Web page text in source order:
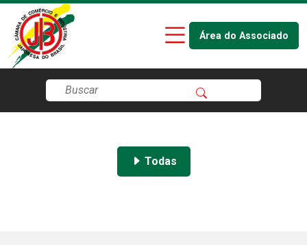
Área do Associado
Todas